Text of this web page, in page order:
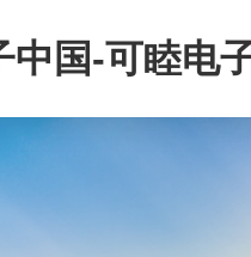
中国-可睦电
司